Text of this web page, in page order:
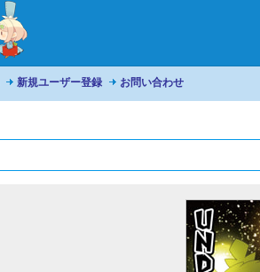
新規ユーザー登録 お問い合わせ